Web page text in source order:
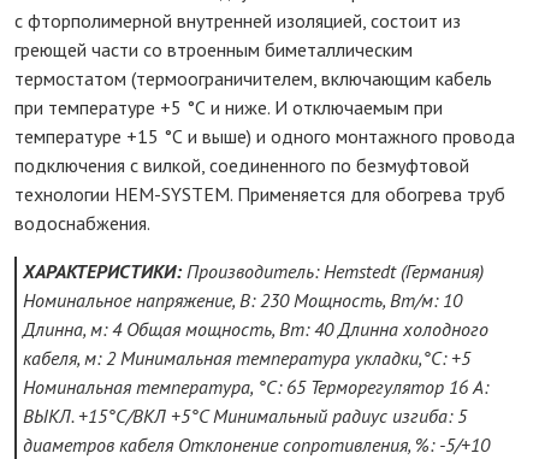
c фторполимерной внутренней изоляцией, состоит из
греющей части со втроенным биметаллическим
термостатом (термоограничителем, включающим кабель
при температуре +5 °С и ниже. И отключаемым при
температуре +15 °С и выше) и одного монтажного провода
подключения с вилкой, соединенного по безмуфтовой
технологии HEM-SYSTEM. Применяется для обогрева труб
водоснабжения.
ХАРАКТЕРИСТИКИ: Производитель: Hemstedt (Германия)
Номинальное напряжение, В: 230 Мощность, Вт/м: 10
Длинна, м: 4 Общая мощность, Вт: 40 Длинна холодного
кабеля, м: 2 Минимальная температура укладки,°C: +5
Номинальная температура, °C: 65 Терморегулятор 16 А:
ВЫКЛ. +15°C/ВКЛ +5°C Минимальный радиус изгиба: 5
диаметров кабеля Отклонение сопротивления, %: -5/+10